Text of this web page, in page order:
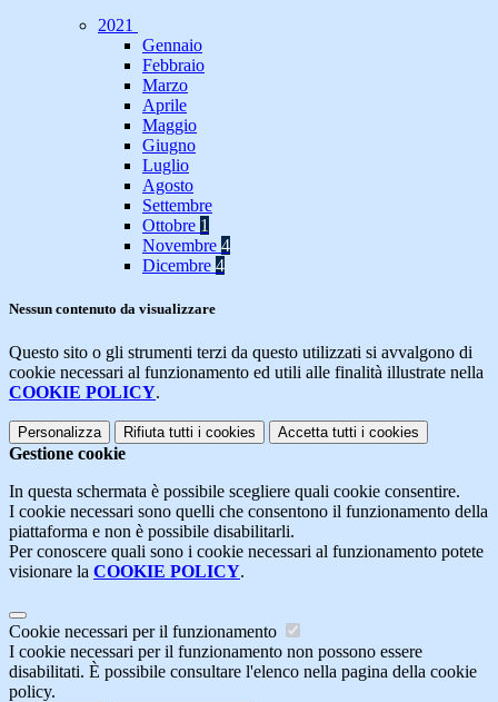
2021
Gennaio
Febbraio
Marzo
Aprile
Maggio
Giugno
Luglio
Agosto
Settembre
Ottobre 1
Novembre 4
Dicembre 4
Nessun contenuto da visualizzare
Questo sito o gli strumenti terzi da questo utilizzati si avvalgono di
cookie necessari al funzionamento ed utili alle finalità illustrate nella
COOKIE POLICY.
Personalizza Rifiuta tutti i cookies Accetta tutti i cookies
Gestione cookie
In questa schermata è possibile scegliere quali cookie consentire.
I cookie necessari sono quelli che consentono il funzionamento della
piattaforma e non è possibile disabilitarli.
Per conoscere quali sono i cookie necessari al funzionamento potete
visionare la COOKIE POLICY.
Cookie necessari per il funzionamento
I cookie necessari per il funzionamento non possono essere
disabilitati. È possibile consultare l'elenco nella pagina della cookie
policy.